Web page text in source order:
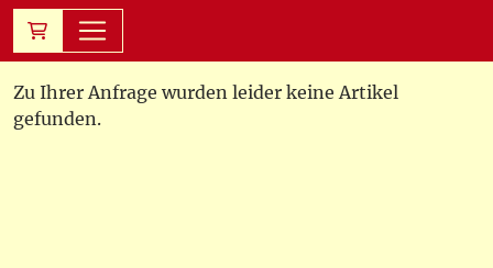
Zu Ihrer Anfrage wurden leider keine Artikel
gefunden.